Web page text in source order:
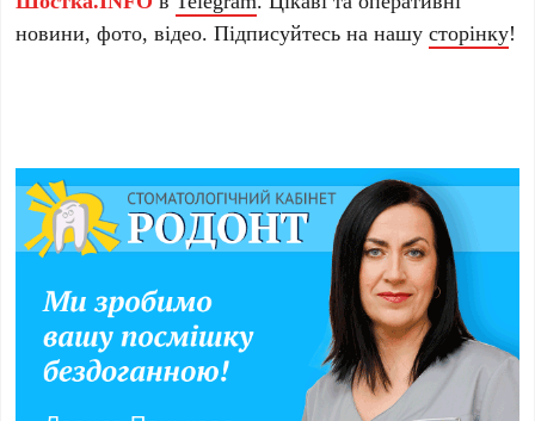
новини, фото, відео. Підписуйтесь на нашусторінку!